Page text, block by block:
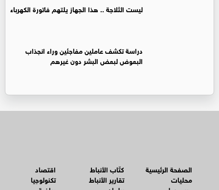
ليست الثلاجة .. هذا الجهاز يلتهم فاتورة الكهرباء
دراسة تكشف عاملين مفاجئين وراء انجذاب
البعوض لبعض البشر دون غيرهم
الصفحة الرئيسية
محليات
كتّاب الأنباط
تقارير الأنباط
اقتصاد
تكنولوجيا